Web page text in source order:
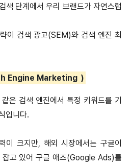
색 단계에서 우리 브랜드가 자연스럽
이 검색 광고(SEM)와 검색 엔진 최
Engine Marketing )
은 검색 엔진에서 특정 키워드를 기
입니다.
이 크지만, 해외 시장에서는 구글이
잡고 있어 구글 애즈(Google Ads)를